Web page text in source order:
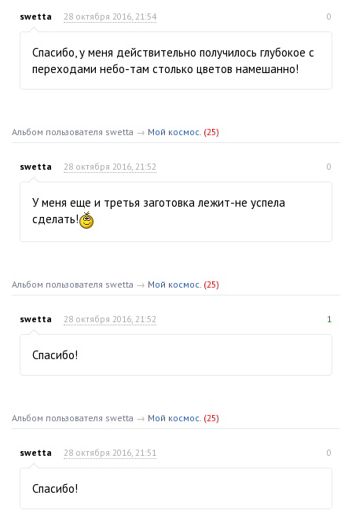
swetta 28 октября 2016, 21:54 0
Спасибо, у меня действительно получилось глубокое с
переходами небо-там столько цветов намешанно!
Альбом пользователя swetta → Мой космос. (25)
swetta 28 октября 2016, 21:52 0
У меня еще и третья заготовка лежит-не успела
сделать!
Альбом пользователя swetta → Мой космос. (25)
swetta 28 октября 2016, 21:52 1
Спасибо!
Альбом пользователя swetta → Мой космос. (25)
swetta 28 октября 2016, 21:51 0
Спасибо!